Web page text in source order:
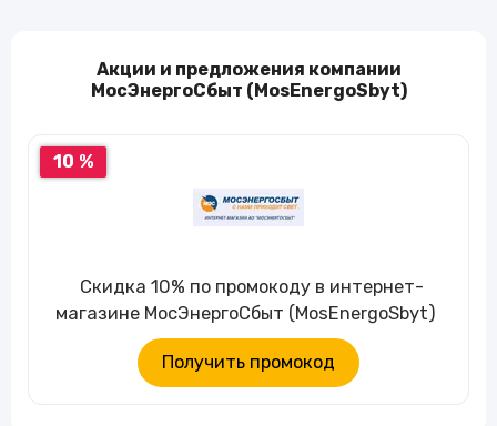
Акции и предложения компании
МосЭнергоСбыт (MosEnergoSbyt)
10 %
Скидка 10% по промокоду в интернет-
магазине МосЭнергоСбыт (MosEnergoSbyt)
Получить промокод